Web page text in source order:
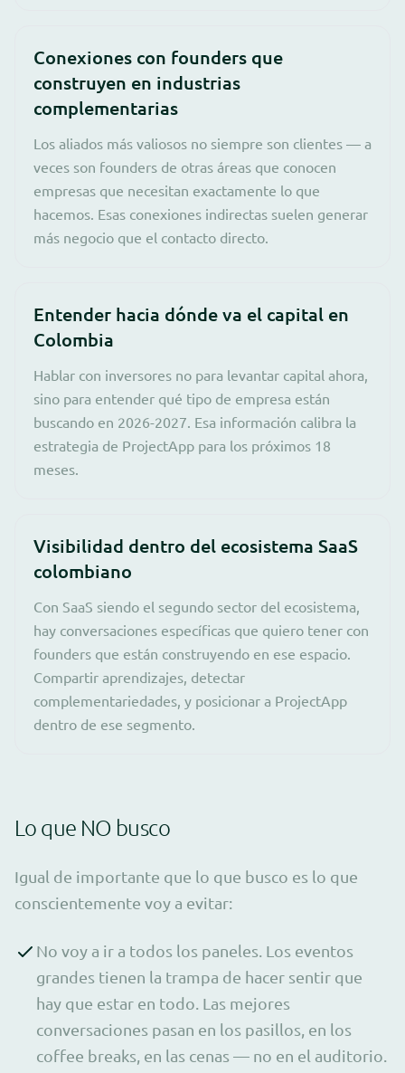
Conexiones con founders que
construyen en industrias
complementarias
Los aliados más valiosos no siempre son clientes — a
veces son founders de otras áreas que conocen
empresas que necesitan exactamente lo que
hacemos. Esas conexiones indirectas suelen generar
más negocio que el contacto directo.
Entender hacia dónde va el capital en
Colombia
Hablar con inversores no para levantar capital ahora,
sino para entender qué tipo de empresa están
buscando en 2026-2027. Esa información calibra la
estrategia de ProjectApp para los próximos 18
meses.
Visibilidad dentro del ecosistema SaaS
colombiano
Con SaaS siendo el segundo sector del ecosistema,
hay conversaciones específicas que quiero tener con
founders que están construyendo en ese espacio.
Compartir aprendizajes, detectar
complementariedades, y posicionar a ProjectApp
dentro de ese segmento.
Lo que NO busco
Igual de importante que lo que busco es lo que
conscientemente voy a evitar:
No voy a ir a todos los paneles. Los eventos
grandes tienen la trampa de hacer sentir que
hay que estar en todo. Las mejores
conversaciones pasan en los pasillos, en los
coffee breaks, en las cenas — no en el auditorio.